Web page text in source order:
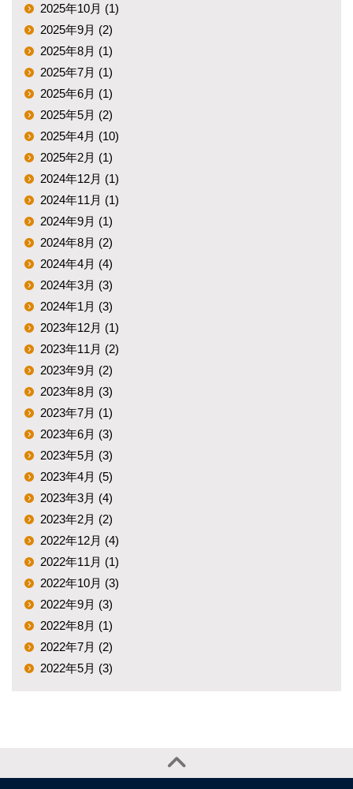
2025年10月 (1)
2025年9月 (2)
2025年8月 (1)
2025年7月 (1)
2025年6月 (1)
2025年5月 (2)
2025年4月 (10)
2025年2月 (1)
2024年12月 (1)
2024年11月 (1)
2024年9月 (1)
2024年8月 (2)
2024年4月 (4)
2024年3月 (3)
2024年1月 (3)
2023年12月 (1)
2023年11月 (2)
2023年9月 (2)
2023年8月 (3)
2023年7月 (1)
2023年6月 (3)
2023年5月 (3)
2023年4月 (5)
2023年3月 (4)
2023年2月 (2)
2022年12月 (4)
2022年11月 (1)
2022年10月 (3)
2022年9月 (3)
2022年8月 (1)
2022年7月 (2)
2022年5月 (3)